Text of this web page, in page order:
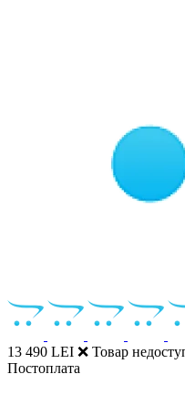
13 490 LEI ❌ Товар
Постоплата